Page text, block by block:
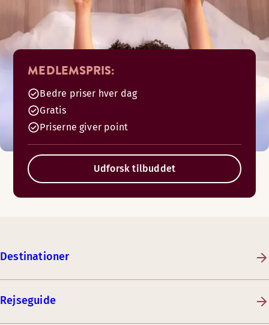
MEDLEMSPRIS:
Bedre priser hver dag
Gratis
Priserne giver point
Udforsk tilbuddet
Destinationer
Rejseguide